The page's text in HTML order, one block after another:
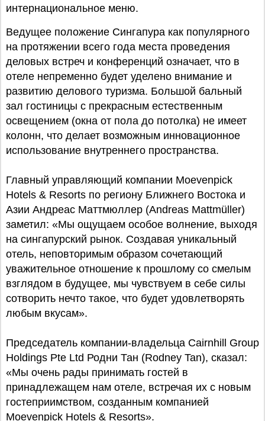
интернациональное меню.
Ведущее положение Сингапура как популярного
на протяжении всего года места проведения
деловых встреч и конференций означает, что в
отеле непременно будет уделено внимание и
развитию делового туризма. Большой бальный
зал гостиницы с прекрасным естественным
освещением (окна от пола до потолка) не имеет
колонн, что делает возможным инновационное
использование внутреннего пространства.
Главный управляющий компании Moevenpick
Hotels & Resorts по региону Ближнего Востока и
Азии Андреас Маттмюллер (Andreas Mattmüller)
заметил: «Мы ощущаем особое волнение, выходя
на сингапурский рынок. Создавая уникальный
отель, неповторимым образом сочетающий
уважительное отношение к прошлому со смелым
взглядом в будущее, мы чувствуем в себе силы
сотворить нечто такое, что будет удовлетворять
любым вкусам».
Председатель компании-владельца Cairnhill Group
Holdings Pte Ltd Родни Тан (Rodney Tan), сказал:
«Мы очень рады принимать гостей в
принадлежащем нам отеле, встречая их с новым
гостеприимством, созданным компанией
Moevenpick Hotels & Resorts».